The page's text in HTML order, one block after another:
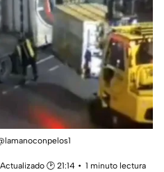
| Actualizado 🕑 21:14
1 minuto lectura